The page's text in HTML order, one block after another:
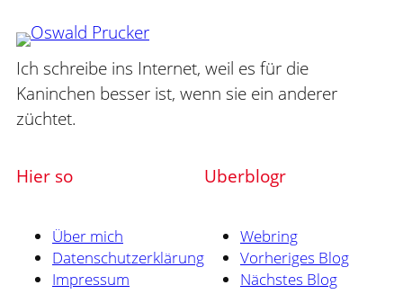
Ich schreibe ins Internet, weil es für die
Kaninchen besser ist, wenn sie ein anderer
züchtet.
Hier so
Über mich
Datenschutzerklärung
Impressum
Uberblogr
Webring
Vorheriges Blog
Nächstes Blog